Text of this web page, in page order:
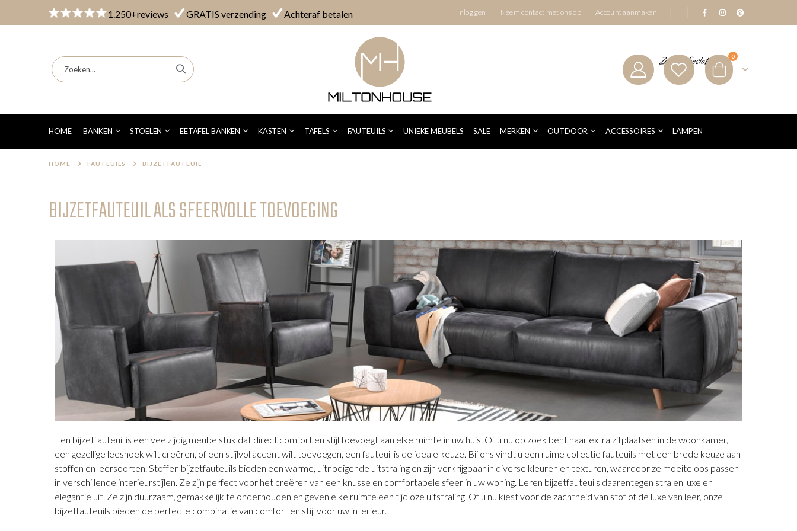
1.250+reviews GRATIS verzending Achteraf betalen Inloggen Neem contact met ons op Account aanmaken
Zondag Gesloten
Cart
0producten
HOME BANKEN STOELEN EETAFEL BANKEN KASTEN TAFELS FAUTEUILS UNIEKE MEUBELS SALE MERKEN OUTDOOR ACCESSOIRES LAMPEN
HOME FAUTEUILS BIJZETFAUTEUIL
BIJZETFAUTEUIL ALS SFEERVOLLE TOEVOEGING
Een bijzetfauteuil is een veelzijdig meubelstuk dat direct comfort en stijl toevoegt aan elke ruimte in uw huis. Of u nu op zoek bent naar extra zitplaatsen in de woonkamer,
een gezellige leeshoek wilt creëren, of een stijlvol accent wilt toevoegen, een fauteuil is de ideale keuze. Bij ons vindt u een ruime collectie fauteuils met een brede keuze aan
stoffen en leersoorten. Stoffen bijzetfauteuils bieden een warme, uitnodigende uitstraling en zijn verkrijgbaar in diverse kleuren en texturen, waardoor ze moeiteloos passen
in verschillende interieurstijlen. Ze zijn perfect voor het creëren van een knusse en comfortabele sfeer in uw woning. Leren bijzetfauteuils daarentegen stralen luxe en
elegantie uit. Ze zijn duurzaam, gemakkelijk te onderhouden en geven elke ruimte een tijdloze uitstraling. Of u nu kiest voor de zachtheid van stof of de luxe van leer, onze
bijzetfauteuils bieden de perfecte combinatie van comfort en stijl voor uw interieur.